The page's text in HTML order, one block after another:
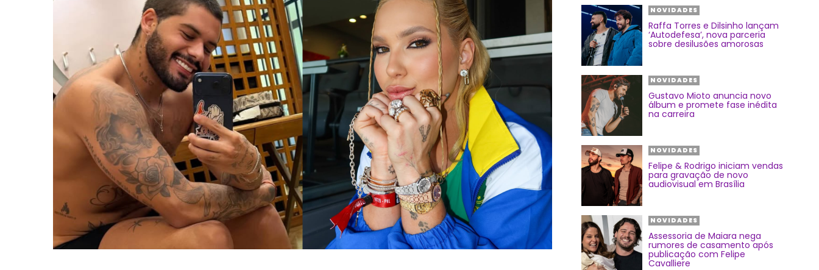
NOVIDADES
Raffa Torres e Dilsinho lançam
‘Autodefesa’, nova parceria
sobre desilusões amorosas
NOVIDADES
Gustavo Mioto anuncia novo
álbum e promete fase inédita
na carreira
NOVIDADES
Felipe & Rodrigo iniciam vendas
para gravação de novo
audiovisual em Brasília
NOVIDADES
Assessoria de Maiara nega
rumores de casamento após
publicação com Felipe
Cavalliere